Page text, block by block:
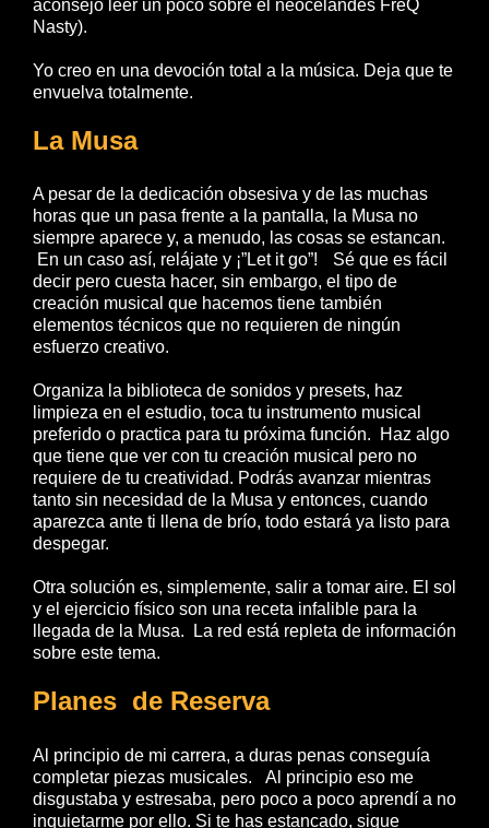
aconsejo leer un poco sobre el neocelandés FreQ
Nasty).
Yo creo en una devoción total a la música. Deja que te
envuelva totalmente.
La Musa
A pesar de la dedicación obsesiva y de las muchas
horas que un pasa frente a la pantalla, la Musa no
siempre aparece y, a menudo, las cosas se estancan.
En un caso así, relájate y ¡”Let it go”! Sé que es fácil
decir pero cuesta hacer, sin embargo, el tipo de
creación musical que hacemos tiene también
elementos técnicos que no requieren de ningún
esfuerzo creativo.
Organiza la biblioteca de sonidos y presets, haz
limpieza en el estudio, toca tu instrumento musical
preferido o practica para tu próxima función. Haz algo
que tiene que ver con tu creación musical pero no
requiere de tu creatividad. Podrás avanzar mientras
tanto sin necesidad de la Musa y entonces, cuando
aparezca ante ti llena de brío, todo estará ya listo para
despegar.
Otra solución es, simplemente, salir a tomar aire. El sol
y el ejercicio físico son una receta infalible para la
llegada de la Musa. La red está repleta de información
sobre este tema.
Planes de Reserva
Al principio de mi carrera, a duras penas conseguía
completar piezas musicales. Al principio eso me
disgustaba y estresaba, pero poco a poco aprendí a no
inquietarme por ello. Si te has estancado, sigue